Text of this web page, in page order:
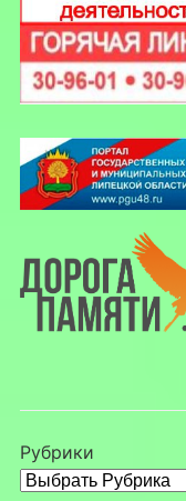
Рубрики